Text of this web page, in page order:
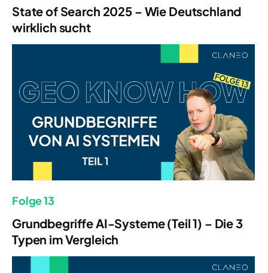
State of Search 2025 – Wie Deutschland
wirklich sucht
Folge 13
Grundbegriffe AI-Systeme (Teil 1) – Die 3
Typen im Vergleich